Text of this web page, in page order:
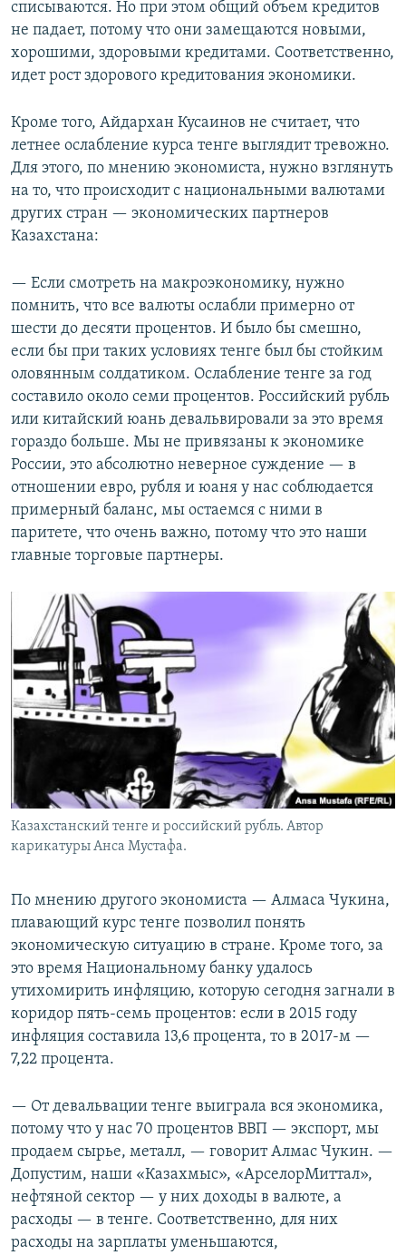
списываются. Но при этом общий объем кредитов
не падает, потому что они замещаются новыми,
хорошими, здоровыми кредитами. Соответственно,
идет рост здорового кредитования экономики.
Кроме того, Айдархан Кусаинов не считает, что
летнее ослабление курса тенге выглядит тревожно.
Для этого, по мнению экономиста, нужно взглянуть
на то, что происходит с национальными валютами
других стран — экономических партнеров
Казахстана:
— Если смотреть на макроэкономику, нужно
помнить, что все валюты ослабли примерно от
шести до десяти процентов. И было бы смешно,
если бы при таких условиях тенге был бы стойким
оловянным солдатиком. Ослабление тенге за год
составило около семи процентов. Российский рубль
или китайский юань девальвировали за это время
гораздо больше. Мы не привязаны к экономике
России, это абсолютно неверное суждение — в
отношении евро, рубля и юаня у нас соблюдается
примерный баланс, мы остаемся с ними в
паритете, что очень важно, потому что это наши
главные торговые партнеры.
Казахстанский тенге и российский рубль. Автор
карикатуры Анса Мустафа.
По мнению другого экономиста — Алмаса Чукина,
плавающий курс тенге позволил понять
экономическую ситуацию в стране. Кроме того, за
это время Национальному банку удалось
утихомирить инфляцию, которую сегодня загнали в
коридор пять-семь процентов: если в 2015 году
инфляция составила 13,6 процента, то в 2017-м —
7,22 процента.
— От девальвации тенге выиграла вся экономика,
потому что у нас 70 процентов ВВП — экспорт, мы
продаем сырье, металл, — говорит Алмас Чукин. —
Допустим, наши «Казахмыс», «АрселорМиттал»,
нефтяной сектор — у них доходы в валюте, а
расходы — в тенге. Соответственно, для них
расходы на зарплаты уменьшаются,